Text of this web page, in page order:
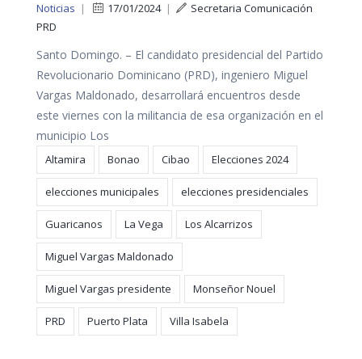
Noticias | 17/01/2024|
Secretaria Comunicación
PRD
Santo Domingo. – El candidato presidencial del Partido
Revolucionario Dominicano (PRD), ingeniero Miguel
Vargas Maldonado, desarrollará encuentros desde
este viernes con la militancia de esa organización en el
municipio Los
Altamira Bonao Cibao Elecciones 2024
elecciones municipales elecciones presidenciales
Guaricanos La Vega Los Alcarrizos
Miguel Vargas Maldonado
Miguel Vargas presidente Monseñor Nouel
PRD Puerto Plata Villa Isabela